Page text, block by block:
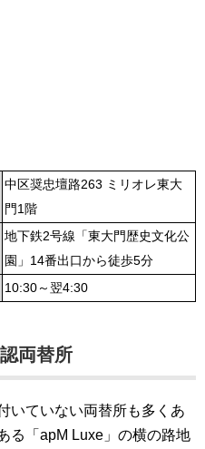
中区奨忠壇路263 ミリオレ東大
門1階
地下鉄2号線「東大門歴史文化公
園」14番出口から徒歩5分
10:30～翌4:30
両替所
いていない両替所も多くあ
る「apM Luxe」の横の路地